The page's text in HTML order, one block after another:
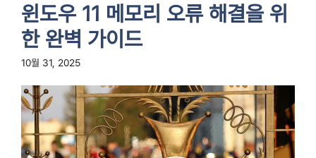
윈도우 11 메모리 오류 해결을 위
한 완벽 가이드
10월 31, 2025